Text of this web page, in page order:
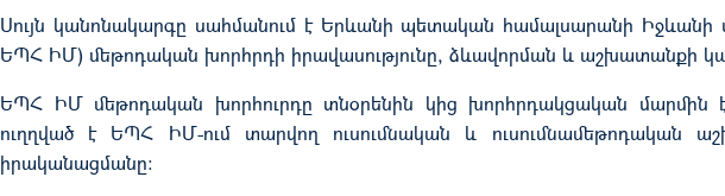
Սույն կանոնակարգը սահմանում է Երևանի պետական համալսարանի Իջևանի
ԵՊՀ ԻՄ) մեթոդական խորհրդի իրավասությունը, ձևավորման և աշխատանքի
ԵՊՀ ԻՄ մեթոդական խորհուրդը տնօրենին կից խորհրդակցական մարմին է,
ուղղված է ԵՊՀ ԻՄ-ում տարվող ուսումնական և ուսումնամեթոդական
իրականացմանը: